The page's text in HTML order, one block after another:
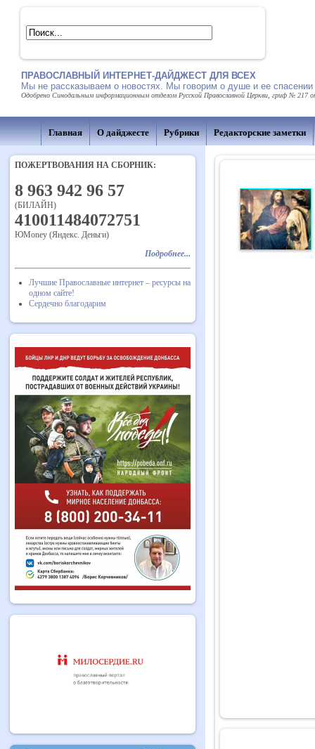
ПРАВОСЛАВНЫЙ ИНТЕРНЕТ-ДАЙДЖЕСТ ДЛЯ ВСЕХ
Мы не рассказываем о новостях. Мы говорим о душе и ее спасении
Одобрено Синодальным информационным отделом Русской Православной Церкви, гриф № 217
Главная О дайджесте Рубрики Редакторские заметки
ПОЖЕРТВОВАНИЯ НА СБОРНИК:
8 963 942 96 57
(БИЛАЙН)
410011484072751
ЮMoney (Яндекс. Деньги)
Подробнее...
Лучшие Православные интернет – ресурсы на
одном сайте!
Сердечно благодарим